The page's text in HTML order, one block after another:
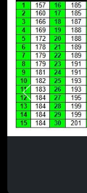
Previous